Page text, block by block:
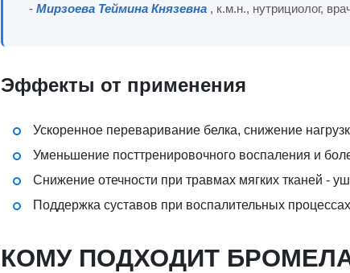
- Мирзоева Теймина Князевна , к.м.н., нутрициолог,
Эффекты от применения
Ускоренное переваривание белка, снижение
Уменьшение посттренировочного воспаления и
Снижение отечности при травмах мягких тканей -
Поддержка суставов при воспалительных
КОМУ ПОДХОДИТ